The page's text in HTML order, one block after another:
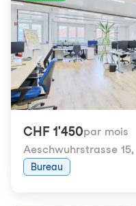
CHF 1'450par mois
Aeschwuhrstrasse 15,
Bureau